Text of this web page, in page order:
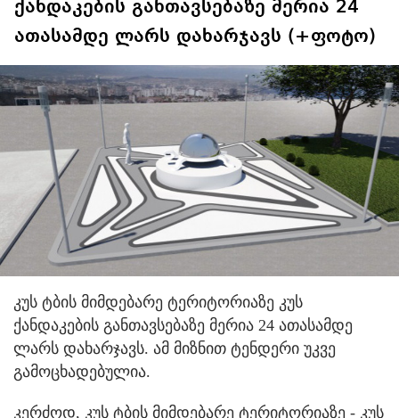
ქანდაკების განთავსებაზე მერია 24
ათასამდე ლარს დახარჯავს (+ფოტო)
კუს ტბის მიმდებარე ტერიტორიაზე კუს
ქანდაკების განთავსებაზე მერია 24 ათასამდე
ლარს დახარჯავს. ამ მიზნით ტენდერი უკვე
გამოცხადებულია.
კერძოდ, კუს ტბის მიმდებარე ტერიტორიაზე - კუს